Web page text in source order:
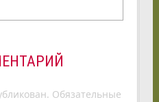
Обязательные